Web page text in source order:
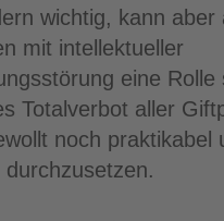
wichtig, kann aber
mit intellektueller
eine Rolle
Totalverbot aller
noch praktikabel
durchzusetzen.